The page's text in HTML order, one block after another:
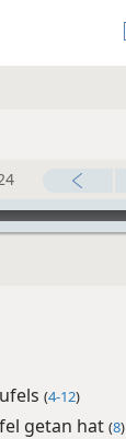
(4-12)
getan hat (8)